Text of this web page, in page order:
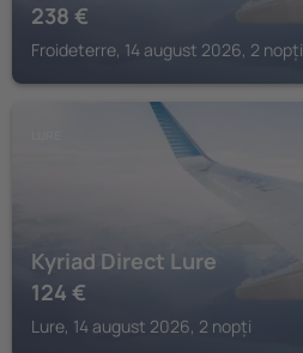
238 €
Froideterre, 14 august 2026, 2 nopți
Kyriad Direct Lure
124 €
Lure, 14 august 2026, 2 nopți